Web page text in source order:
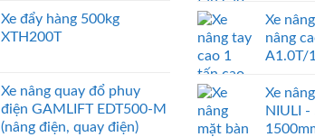
Xe đẩy hàng 500kg
XTH200T
Xe nâng quay đổ phuy
điện GAMLIFT EDT500-M
(nâng điện, quay điện)
Xe
nâng
A1.0T/
Xe
NIULI -